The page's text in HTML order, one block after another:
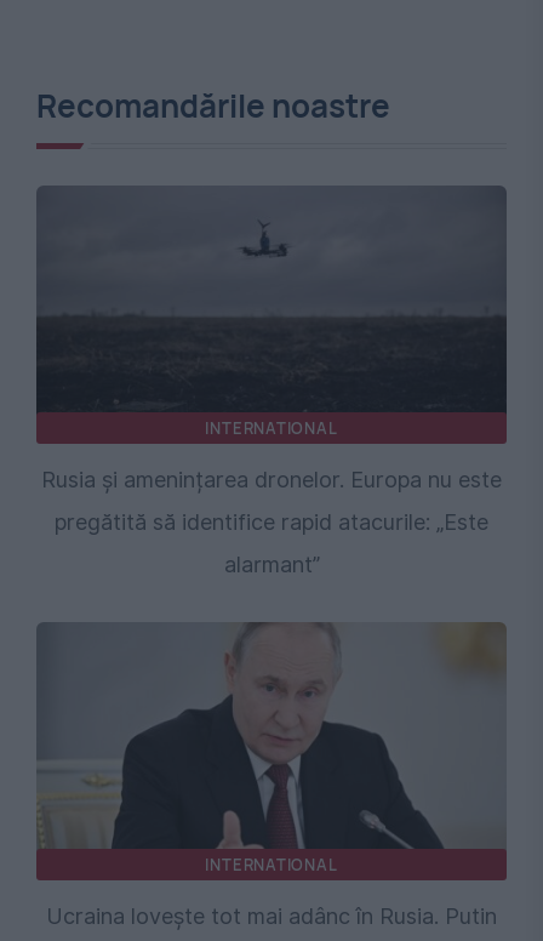
Recomandările noastre
INTERNATIONAL
Rusia și amenințarea dronelor. Europa nu este
pregătită să identifice rapid atacurile: „Este
alarmant”
INTERNATIONAL
Ucraina lovește tot mai adânc în Rusia. Putin